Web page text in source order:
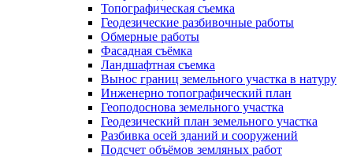
Топографическая съемка
Геодезические разбивочные работы
Обмерные работы
Фасадная съёмка
Ландшафтная съемка
Вынос границ земельного участка в натуру
Инженерно топографический план
Геоподоснова земельного участка
Геодезический план земельного участка
Разбивка осей зданий и сооружений
Подсчет объёмов земляных работ